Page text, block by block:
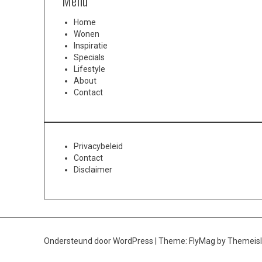
Home
Wonen
Inspiratie
Specials
Lifestyle
About
Contact
Privacybeleid
Contact
Disclaimer
Ondersteund door WordPress Theme: FlyMag by